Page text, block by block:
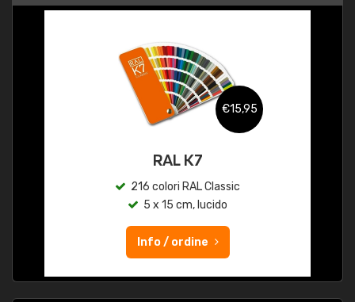
€15,95
RAL K7
216 colori RAL Classic
5 x 15 cm, lucido
Info / ordine